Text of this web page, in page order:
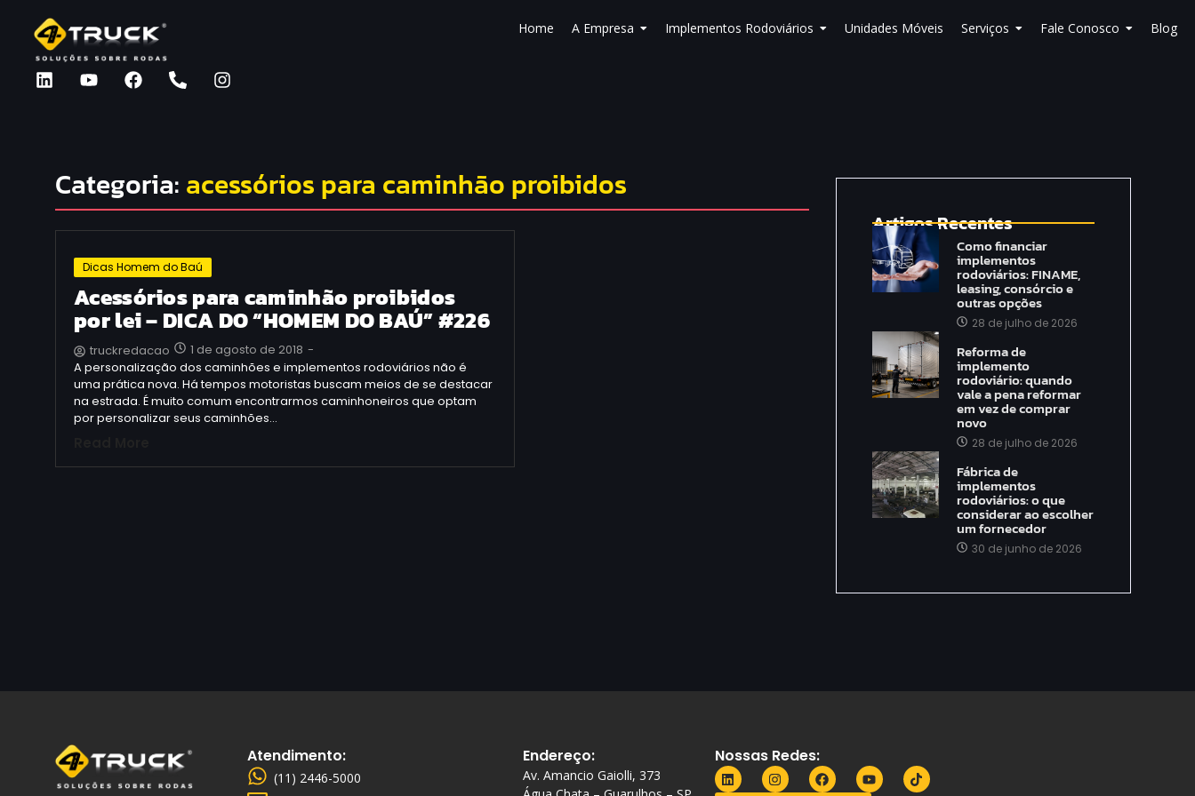
Home A Empresa Implementos Rodoviários Unidades Móveis Serviços Fale Conosco Blog
Categoria: acessórios para caminhão proibidos
Dicas Homem do Baú
Acessórios para caminhão proibidos
por lei – DICA DO “HOMEM DO BAÚ” #226
truckredacao 1 de agosto de 2018 -
A personalização dos caminhões e implementos rodoviários não é
uma prática nova. Há tempos motoristas buscam meios de se destacar
na estrada. É muito comum encontrarmos caminhoneiros que optam
por personalizar seus caminhões…
Artigos Recentes
Como financiar
implementos
rodoviários: FINAME,
leasing, consórcio e
outras opções
28 de julho de 2026
Reforma de
implemento
rodoviário: quando
vale a pena reformar
em vez de comprar
novo
28 de julho de 2026
Fábrica de
implementos
rodoviários: o que
considerar ao escolher
um fornecedor
30 de junho de 2026
Atendimento:
(11) 2446-5000
Endereço:
Av. Amancio Gaiolli, 373
Nossas Redes: